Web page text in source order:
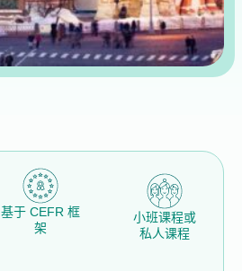
基于 CEFR 框
架
小班课程或
私人课程